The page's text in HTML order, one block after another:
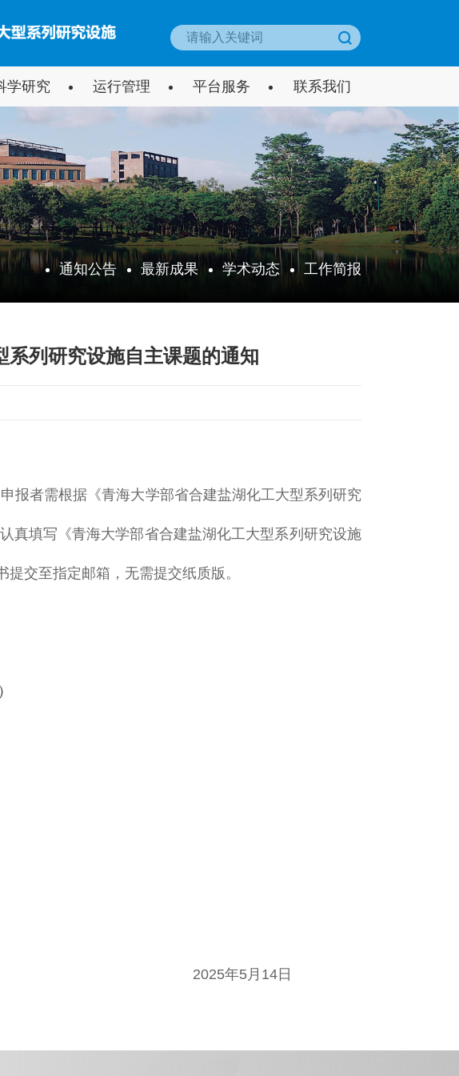
学研究
担项目
运行管理
运行管理制度
文档下载
平台服务
大型仪器预约服务
平台
仪器设备介绍
联系我们
通知公告 最新成果 学术动态 工作简报
系列研究设施自主课题的通知
报者需根据《青海大学部省合建盐湖化工大型系列研究
真填写《青海大学部省合建盐湖化工大型系列研究设施
交至指定邮箱，无需提交纸质版。
2025年5月14日